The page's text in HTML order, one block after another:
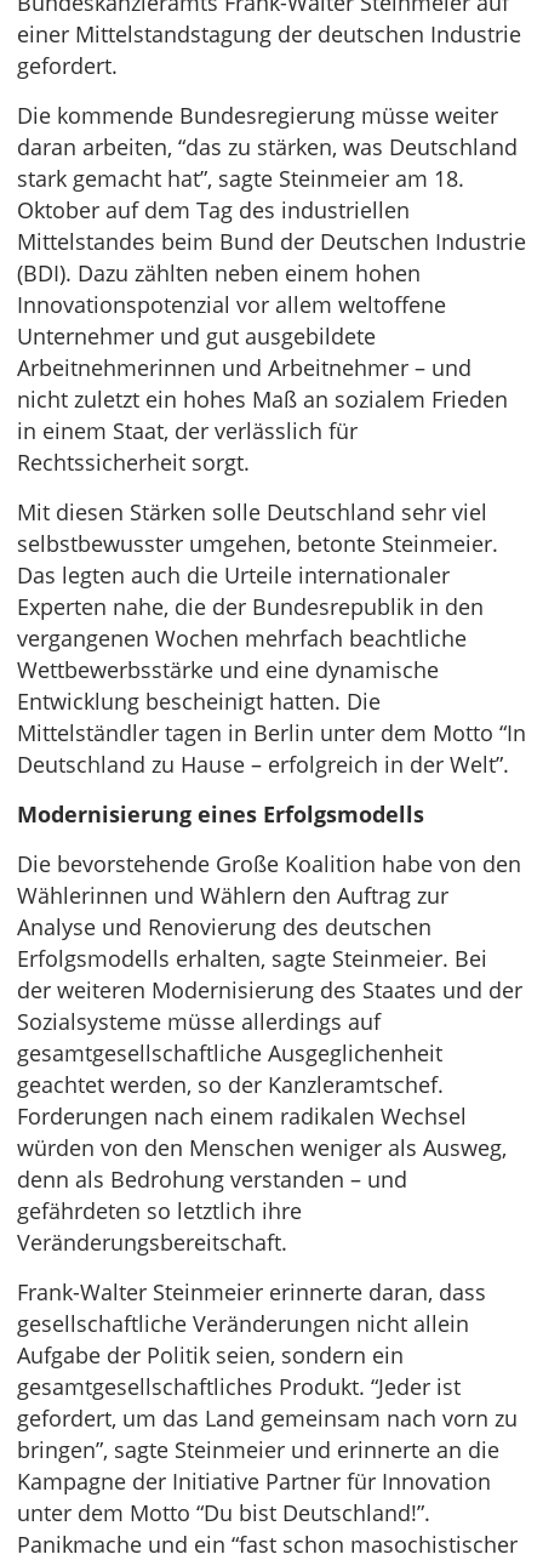
einer Mittelstandstagung der deutschen Industrie
gefordert.
Die kommende Bundesregierung müsse weiter
daran arbeiten, “das zu stärken, was Deutschland
stark gemacht hat”, sagte Steinmeier am 18.
Oktober auf dem Tag des industriellen
Mittelstandes beim Bund der Deutschen Industrie
(BDI). Dazu zählten neben einem hohen
Innovationspotenzial vor allem weltoffene
Unternehmer und gut ausgebildete
Arbeitnehmerinnen und Arbeitnehmer – und
nicht zuletzt ein hohes Maß an sozialem Frieden
in einem Staat, der verlässlich für
Rechtssicherheit sorgt.
Mit diesen Stärken solle Deutschland sehr viel
selbstbewusster umgehen, betonte Steinmeier.
Das legten auch die Urteile internationaler
Experten nahe, die der Bundesrepublik in den
vergangenen Wochen mehrfach beachtliche
Wettbewerbsstärke und eine dynamische
Entwicklung bescheinigt hatten. Die
Mittelständler tagen in Berlin unter dem Motto “In
Deutschland zu Hause – erfolgreich in der Welt”.
Modernisierung eines Erfolgsmodells
Die bevorstehende Große Koalition habe von den
Wählerinnen und Wählern den Auftrag zur
Analyse und Renovierung des deutschen
Erfolgsmodells erhalten, sagte Steinmeier. Bei
der weiteren Modernisierung des Staates und der
Sozialsysteme müsse allerdings auf
gesamtgesellschaftliche Ausgeglichenheit
geachtet werden, so der Kanzleramtschef.
Forderungen nach einem radikalen Wechsel
würden von den Menschen weniger als Ausweg,
denn als Bedrohung verstanden – und
gefährdeten so letztlich ihre
Veränderungsbereitschaft.
Frank-Walter Steinmeier erinnerte daran, dass
gesellschaftliche Veränderungen nicht allein
Aufgabe der Politik seien, sondern ein
gesamtgesellschaftliches Produkt. “Jeder ist
gefordert, um das Land gemeinsam nach vorn zu
bringen”, sagte Steinmeier und erinnerte an die
Kampagne der Initiative Partner für Innovation
unter dem Motto “Du bist Deutschland!”.
Panikmache und ein “fast schon masochistischer